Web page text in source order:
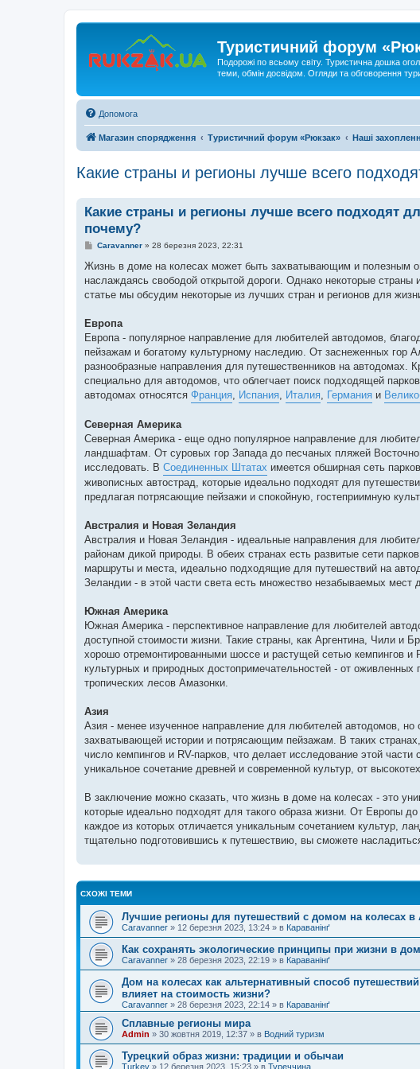
Туристичний форум
Подорожі по всьому світу. Туристична дошка
теми, обмін досвідом. Огляди та обговорення
Допомога
Магазин спорядження Туристичний форум «Рюкзак» Наші
Какие страны и регионы лучше всего
Какие страны и регионы лучше всего подходят
почему?
П
в
д
о
е
н
я
Caravanner» 28 березня 2023, 22:31
Жизнь в доме на колесах может быть захватывающим и полезным
наслаждаясь свободой открытой дороги. Однако некоторые
статье мы обсудим некоторые из лучших стран и регионов для
Европа
Европа - популярное направление для любителей автодомов,
пейзажам и богатому культурному наследию. От заснеженных
разнообразные направления для путешественников на автодомах.
специально для автодомов, что облегчает поиск подходящей
автодомах относятся Франция Испания Италия Германия и
Северная Америка
Северная Америка - еще одно популярное направление для
ландшафтам. От суровых гор Запада до песчаных пляжей
исследовать. В Соединенных Штатах имеется обширная сеть
живописных автострад, которые идеально подходят для
предлагая потрясающие пейзажи и спокойную, гостеприимную
Австралия и Новая Зеландия
Австралия и Новая Зеландия - идеальные направления для
районам дикой природы. В обеих странах есть развитые сети
маршруты и места, идеально подходящие для путешествий на
Зеландии - в этой части света есть множество незабываемых мест
Южная Америка
Южная Америка - перспективное направление для любителей
доступной стоимости жизни. Такие страны, как Аргентина, Чили и
хорошо отремонтированными шоссе и растущей сетью кемпингов и
культурных и природных достопримечательностей - от
тропических лесов Амазонки.
Азия
Азия - менее изученное направление для любителей автодомов, но
захватывающей истории и потрясающим пейзажам. В таких
число кемпингов и RV-парков, что делает исследование этой
уникальное сочетание древней и современной культур, от
В заключение можно сказать, что жизнь в доме на колесах - это
которые идеально подходят для такого образа жизни. От Европы
каждое из которых отличается уникальным сочетанием культур,
тщательно подготовившись к путешествию, вы сможете
СХОЖІ ТЕМИ
Лучшие регионы для путешествий с домом на колесах в
Caravanner » 12 березня 2023, 13:24 » в Караванінґ
Как сохранять экологические принципы при жизни в
Caravanner » 28 березня 2023, 22:19 » в Караванінґ
Дом на колесах как альтернативный способ
влияет на стоимость жизни?
Caravanner » 28 березня 2023, 22:14 » в Караванінґ
Сплавные регионы мира
Admin » 30 жовтня 2019, 12:37 » в Водний туризм
Турецкий образ жизни: традиции и обычаи
Turkey » 12 березня 2023, 15:23 » в Туреччина